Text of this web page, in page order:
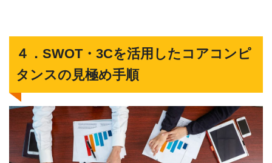
４．SWOT・3Cを活用したコアコンピ
タンスの見極め手順